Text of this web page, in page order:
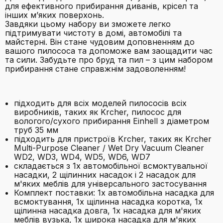
для ефективного прибирання диванів, крісел та
інших м’яких поверхонь.
Завдяки цьому набору ви зможете легко
підтримувати чистоту в домі, автомобілі та
майстерні. Він стане чудовим доповненням до
вашого пилососа та допоможе вам заощадити час
та сили. Забудьте про бруд та пил – з цим набором
прибирання стане справжнім задоволенням!
підходить для всіх моделей пилососів всіх
виробників, таких як Krcher, пилосос для
вологого/сухого прибирання Einhell з діаметром
труб 35 мм
підходить для пристроїв Krcher, таких як Krcher
Multi-Purpose Cleaner / Wet Dry Vacuum Cleaner
WD2, WD3, WD4, WD5, WD6, WD7
складається з 1x автомобільної всмоктувальної
насадки, 2 щілинних насадок і 2 насадок для
м'яких меблів для універсального застосування
Комплект поставки: 1x автомобільна насадка для
всмоктування, 1x щілинна насадка коротка, 1x
щілинна насадка довга, 1x насадка для м'яких
меблів вузька, 1x широка насадка для м'яких